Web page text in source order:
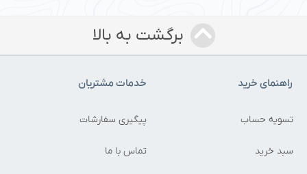
برگشت به بالا
راهنمای خرید
تسویه حساب
سبد خرید
خدمات مشتریان
پیگیری سفارشات
تماس با ما